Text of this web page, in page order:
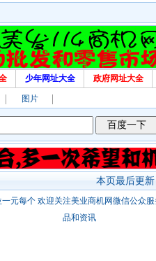
少年网址大全 政府网址大全
图片
本页最后更
元每个 欢迎关注美业商机网微信公众
品和资讯